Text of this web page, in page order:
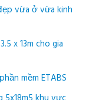
vừa ở vừa kinh
x 13m cho gia
mềm ETABS